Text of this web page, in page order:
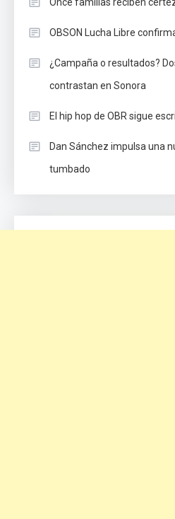
OBSON Lucha Libre
¿Campaña o resultados?
contrastan en Sonora
El hip hop de OBR sigue
Dan Sánchez impulsa una
tumbado